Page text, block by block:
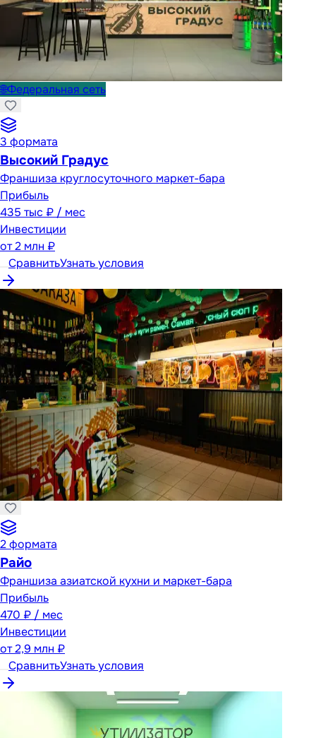
🌐Федеральная сеть
3 формата
Высокий Градус
Франшиза круглосуточного маркет-бара
Прибыль
435 тыс ₽ / мес
Инвестиции
от2 млн ₽
СравнитьУзнать условия
2формата
Райо
Франшиза азиатской кухни и маркет-бара
Прибыль
470 ₽ / мес
Инвестиции
от2,9 млн ₽
СравнитьУзнать условия